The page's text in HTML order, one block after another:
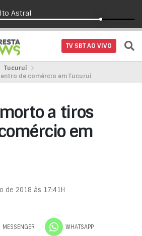
Astral
TV SBT AO VIVO
Tucuruí
de comércio em Tucuruí
a tiros
em
de 2018 às 17:41H
MESSENGER WHATSAPP